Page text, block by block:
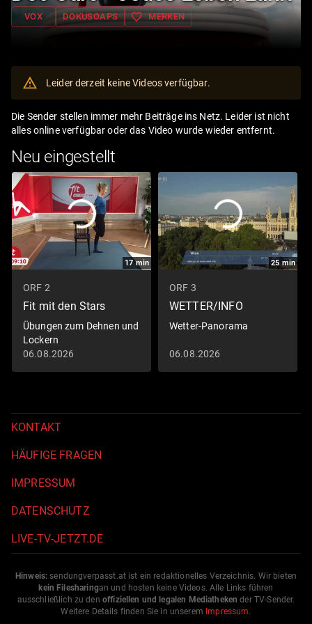
VOX DOKUSOAPS favorite_border MERKEN
Leider derzeit keine Videos verfügbar.
Die Sender stellen immer mehr Beiträge ins Netz. Leider ist nicht
alles online verfügbar oder das Video wurde wieder entfernt.
Neu eingestellt
17min
ORF 2
Fit mit den Stars
Übungen zum Dehnen und
Lockern
06.08.2026
25 min
ORF 3
WETTER/INFO
Wetter-Panorama
06.08.2026
KONTAKT
HÄUFIGE FRAGEN
IMPRESSUM
DATENSCHUTZ
LIVE-TV-JETZT.DE
Hinweis: sendungverpasst.at ist ein redaktionelles Verzeichnis. Wir bieten
kein Filesharingan und hosten keine Videos. Alle Links führen
ausschließlich zu den offiziellen und legalen Mediatheken der TV-Sender.
Weitere Details finden Sie in unserem Impressum.